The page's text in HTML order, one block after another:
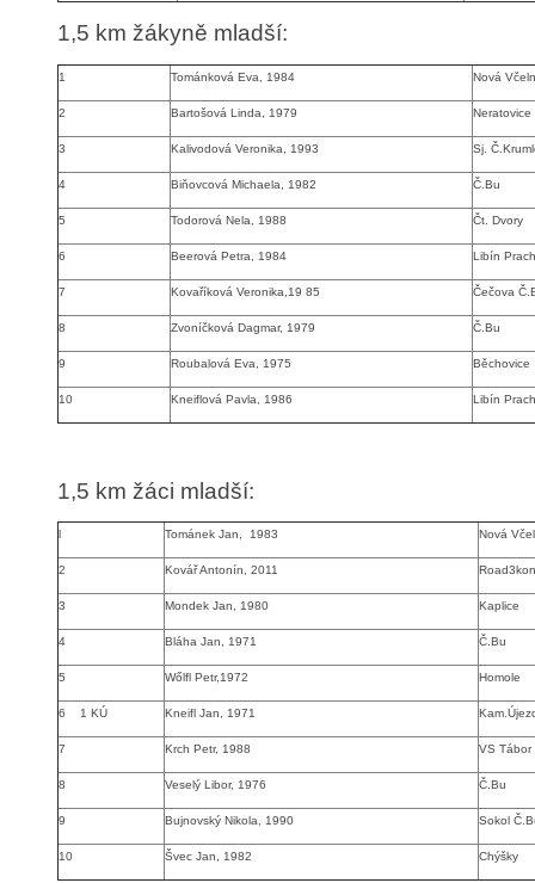
1,5 km žákyně mladší:
1 Tománková Eva, 1984 Nová
2 Bartošová Linda, 1979 Neratovice
3 Kalivodová Veronika, 1993 Sj.
4 Biňovcová Michaela, 1982 Č.Bu
5 Todorová Nela, 1988 Čt. Dvory
6 Beerová Petra, 1984 Libín
7 Kovaříková Veronika,19 85 Čečova
8 Zvoníčková Dagmar, 1979 Č.Bu
9 Roubalová Eva, 1975 Běchovice
10 Kneiflová Pavla, 1986 Libín
1,5 km žáci mladší:
l Tománek Jan, 1983 Nová
2 Kovář Antonín, 2011
3 Mondek Jan, 1980 Kaplice
4 Bláha Jan, 1971 Č.Bu
5 Wőlfl Petr,1972 Homole
6 1 KÚ Kneifl Jan, 1971
7 Krch Petr, 1988 VS Tábor
8 Veselý Libor, 1976 Č.Bu
9 Bujnovský Nikola, 1990 Sokol
10 Švec Jan, 1982 Chýšky